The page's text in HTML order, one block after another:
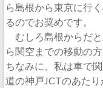
ら島根から東京に行
るのでお奨めです。
むしろ島根からだ
ら関空までの移動の
ちなみに、私は車で
道の神戸JCTのあた